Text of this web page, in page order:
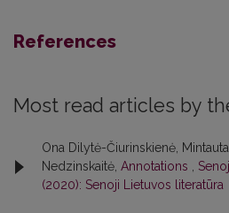
References
Most read articles by
Ona Dilytė-Čiurinskienė,
Nedzinskaitė, Annotations ,
(2020): Senoji Lietuvos literatūra